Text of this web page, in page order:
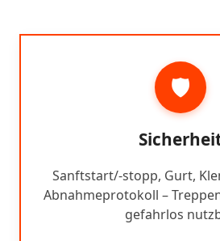
🛡️
Sanftstart/-stopp, Gurt,
Abnahmeprotokoll –
gefahrlos